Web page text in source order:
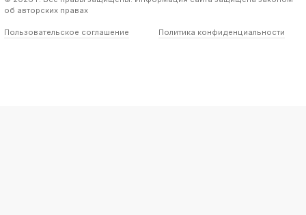
об авторских правах
Пользовательское соглашение Политика конфиденциальности